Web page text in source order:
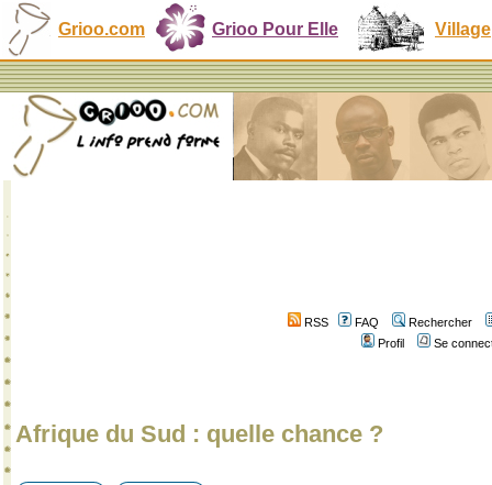
Grioo.com Grioo Pour Elle Village
RSS FAQ
Rechercher
Profil
Se
Afrique du Sud : quelle chance ?